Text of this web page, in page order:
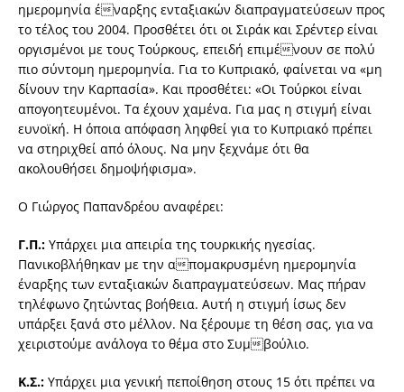
ημερομηνία έναρξης ενταξιακών διαπραγματεύσεων προς
το τέλος του 2004. Προσθέτει ότι οι Σιράκ και Σρέντερ είναι
οργισμένοι με τους Τούρκους, επειδή επιμένουν σε πολύ
πιο σύντομη ημερομηνία. Για το Κυπριακό, φαίνεται να «μη
δίνουν την Καρπασία». Και προσθέτει: «Οι Τούρκοι είναι
απογοητευμένοι. Τα έχουν χαμένα. Για μας η στιγμή είναι
ευνοϊκή. Η όποια απόφαση ληφθεί για το Κυπριακό πρέπει
να στηριχθεί από όλους. Να μην ξεχνάμε ότι θα
ακολουθήσει δημοψήφισμα».
Ο Γιώργος Παπανδρέου αναφέρει:
Γ.Π.: Υπάρχει μια απειρία της τουρκικής ηγεσίας.
Πανικοβλήθηκαν με την απομακρυσμένη ημερομηνία
έναρξης των ενταξιακών διαπραγματεύσεων. Μας πήραν
τηλέφωνο ζητώντας βοήθεια. Αυτή η στιγμή ίσως δεν
υπάρξει ξανά στο μέλλον. Να ξέρουμε τη θέση σας, για να
χειριστούμε ανάλογα το θέμα στο Συμβούλιο.
Κ.Σ.: Υπάρχει μια γενική πεποίθηση στους 15 ότι πρέπει να